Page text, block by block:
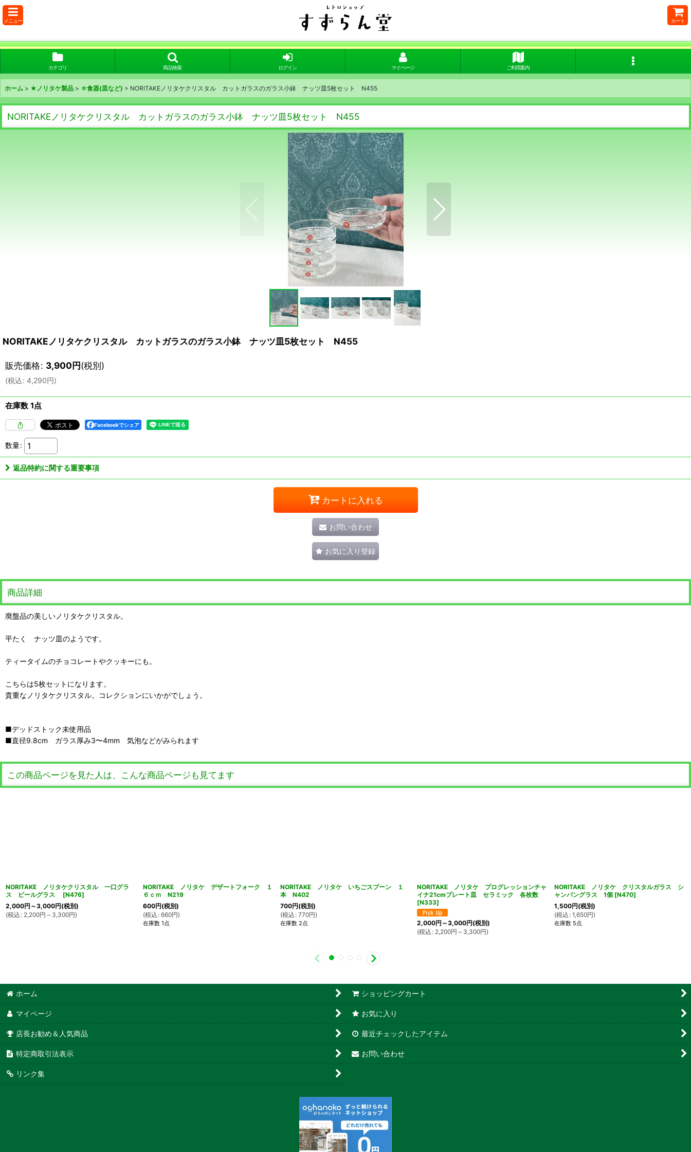
メニュー カート
カテゴリ 商品検索 ログイン マイページ ご利用案内
ホーム > ★ノリタケ製品 > ☆食器(皿など) > NORITAKEノリタケクリスタル カットガラスのガラス小鉢 ナッツ皿5枚セット N455
NORITAKEノリタケクリスタル カットガラスのガラス小鉢 ナッツ皿5枚セット N455
NORITAKEノリタケクリスタル カットガラスのガラス小鉢 ナッツ皿5枚セット N455
販売価格: 3,900円(税別)
(税込: 4,290円)
在庫数 1点
Facebookでシェア
数量:
返品特約に関する重要事項
カートに入れる
お問い合わせ
お気に入り登録
商品詳細
廃盤品の美しいノリタケクリスタル。
平たく ナッツ皿のようです。
ティータイムのチョコレートやクッキーにも。
こちらは5枚セットになります。
貴重なノリタケクリスタル。コレクションにいかがでしょう。
■デッドストック未使用品
■直径9.8cm ガラス厚み3〜4mm 気泡などがみられます
この商品ページを見た人は、こんな商品ページも見てます
NORITAKE ノリタケクリスタル 一口グラ
ス ビールグラス
[N476]
2,000円 ～3,000円(税別)
(税込 : 2,200円 ～3,300円)
NORITAKE ノリタケ デザートフォーク １
６ｃｍ N219
600円(税別)
(税込 : 660円)
在庫数 1点
NORITAKE ノリタケ いちごスプーン １
本 N402
700円(税別)
(税込 : 770円)
在庫数 2点
NORITAKE ノリタケ プログレッションチャ
イナ21cmプレート皿 セラミック 各枚数
[N333]
2,000円 ～3,000円(税別)
(税込 : 2,200円 ～3,300円)
NORITAKE ノリタケ クリスタルガラス シ
ャンパングラス 1個 [N470]
1,500円(税別)
(税込 : 1,650円)
在庫数 5点
ホーム ショッピングカート
マイページ お気に入り
店長お勧め＆人気商品 最近チェックしたアイテム
特定商取引法表示 お問い合わせ
リンク集